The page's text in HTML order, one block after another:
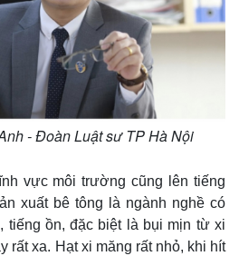
- Đoàn Luật sư TP Hà Nội
vực môi trường cũng lên tiếng
xuất bê tông là ngành nghề có
tiếng ồn, đặc biệt là bụi mịn từ xi
rất xa. Hạt xi măng rất nhỏ, khi hít